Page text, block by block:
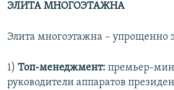
ЭЛИТА МНОГОЭТАЖНА
Элита многоэтажна – упрощенно
1) Топ-менеджмент: премьер-
руководители аппаратов